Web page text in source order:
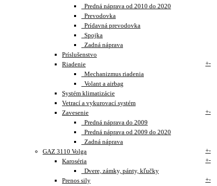
Predná náprava od 2010 do 2020
Prevodovka
Prídavná prevodovka
Spojka
Zadná náprava
Príslušenstvo
Riadenie
+-
Mechanizmus riadenia
Volant a airbag
Systém klimatizácie
Vetrací a vykurovací systém
Zavesenie
+-
Predná náprava do 2009
Predná náprava od 2009 do 2020
Zadná náprava
GAZ 3110 Volga
+-
Karoséria
+-
Dvere, zámky, pánty, kľučky
Prenos sily
+-